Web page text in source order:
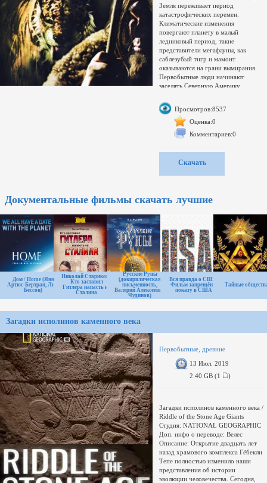
Земля переживает период
катастрофических перемен.
Климатические изменения
повергают планету в малый
ледниковый период, такие
представители мегафауны, как
саблезубый тигр и мамонт
оказываются на грани вымирания.
Первобытные люди начинают
заселять Северную Америку...
Развернуть
Переключить
Увел./умен. окно
загружается...
Компьютер на ночь выключаю.При
отдаче, отпишитесь в теме или в
личку. Всегда постараюсь помочь.
Просмотров:8537
Оценка:0
Комментариев:0
Скачать
Документальные фильмы скачать лучшие
Дом / Home (Янн
Артюс-Бертран, Люк
Бессон)
Николай Стариков -
Кто заставил
Гитлера напасть на
Сталина
Русские Руны
(докирилическая
письменность,
Валерий Алексеевич
Чудинов)
Вся правда о США.
Фильм запрещён к
показу в США
Тайные
Загадки исполинов каменного века
Первобытные, древние
13 Июл. 2019
2.40 GB (1
)
Загадки исполинов каменного века /
Riddle of the Stone Age Giants
Студия: NATIONAL GEOGRAPHIC
Доп. инфо о переводе: Велес
Описание: Открытие двадцать лет
назад храмового комплекса Гёбекли
Тепе полностью изменило наши
представления об истории
эволюции человечества. Сегодня,